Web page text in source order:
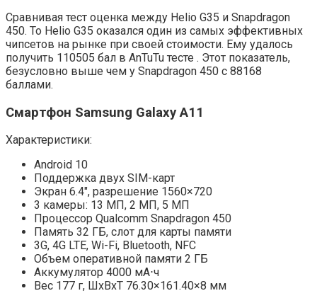
Сравнивая тест оценка между Helio G35 и Snapdragon
450. То Helio G35 оказался один из самых эффективных
чипсетов на рынке при своей стоимости. Ему удалось
получить 110505 бал в AnTuTu тесте . Этот показатель,
безусловно выше чем у Snapdragon 450 с 88168
баллами.
Смартфон Samsung Galaxy A11
Характеристики:
Android 10
Поддержка двух SIM-карт
Экран 6.4″, разрешение 1560×720
3 камеры: 13 МП, 2 МП, 5 МП
Процессор Qualcomm Snapdragon 450
Память 32 ГБ, слот для карты памяти
3G, 4G LTE, Wi-Fi, Bluetooth, NFC
Объем оперативной памяти 2 ГБ
Аккумулятор 4000 мА⋅ч
Вес 177 г, ШxВxТ 76.30×161.40×8 мм